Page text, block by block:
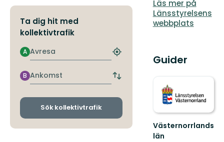
Ta dig hit med
kollektivtrafik
Avresa
A
Hitta
hållplats
Ankomst
B
Byt
och
ankomsthållplatser
Sök kollektivtrafik
Läs mer på
Länsstyrelsens
webbplats
Guider
Västernorrlands
län